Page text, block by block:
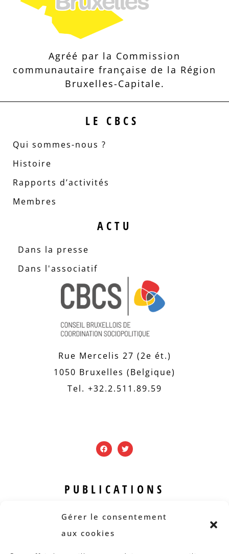
Gérer le consentement
aux cookies
Agréé par la Commission
communautaire française de la Région
Bruxelles-Capitale.
LE CBCS
Qui sommes-nous ?
Histoire
Rapports d’activités
Membres
ACTU
Dans la presse
Dans l'associatif
Rue Mercelis 27 (2e ét.)
1050 Bruxelles (Belgique)
Tel. +32.2.511.89.59
PUBLICATIONS
Revue B.I.S.
Rapports et analyses
Articles